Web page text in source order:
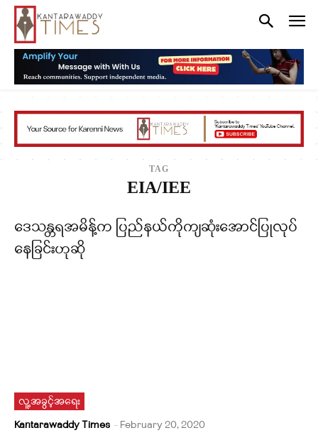
TAG
EIA/IEE
ဒေသန္တရအမိန့်က ပြည်နယ်ကိုကျဆုံးအောင်ပြုလုပ်
နေခြင်းဟုဆို
လူ့အခွင့်အရေး
Kantarawaddy Times - February 20, 2020